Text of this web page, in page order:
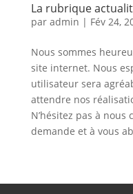
La rubrique
par admin | Fév 24,
Nous sommes
site internet. Nous
utilisateur sera
attendre nos
N’hésitez pas à
demande et à vous